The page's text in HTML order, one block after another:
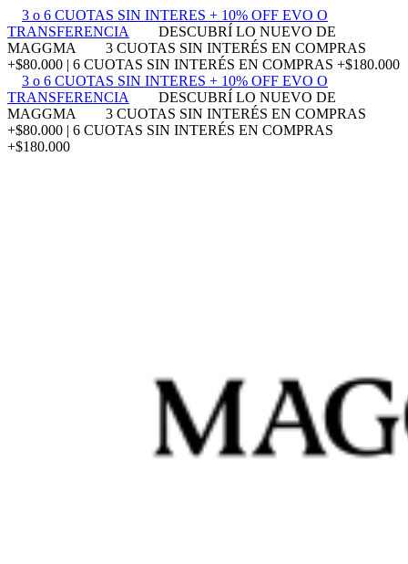
3 o 6 CUOTAS SIN INTERES + 10% OFF EVO O
TRANSFERENCIA
DESCUBRÍ LO NUEVO DE
MAGGMA
3 CUOTAS SIN INTERÉS EN COMPRAS
+$80.000 | 6 CUOTAS SIN INTERÉS EN COMPRAS +$180.000
3 o 6 CUOTAS SIN INTERES + 10% OFF EVO O
TRANSFERENCIA
DESCUBRÍ LO NUEVO DE
MAGGMA
3 CUOTAS SIN INTERÉS EN COMPRAS
+$80.000 | 6 CUOTAS SIN INTERÉS EN COMPRAS
+$180.000